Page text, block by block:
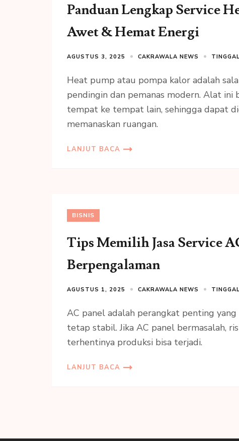
Panduan Lengkap Service
Awet & Hemat Energi
AGUSTUS 3, 2025 CAKRAWALA NEWS
Heat pump atau pompa kalor adalah
pendingin dan pemanas modern. Alat ini
tempat ke tempat lain, sehingga dapat
memanaskan ruangan.
LANJUT BACA
BISNIS
Tips Memilih Jasa Service
Berpengalaman
AGUSTUS 1, 2025 CAKRAWALA NEWS
AC panel adalah perangkat penting
tetap stabil. Jika AC panel bermasalah,
terhentinya produksi bisa terjadi.
LANJUT BACA